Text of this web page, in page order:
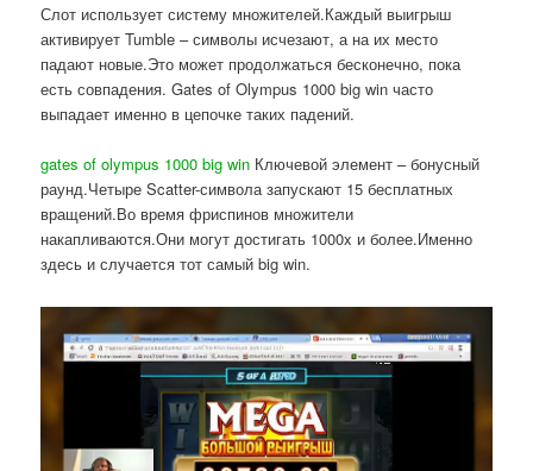
Слот использует систему множителей.Каждый выигрыш
активирует Tumble – символы исчезают, а на их место
падают новые.Это может продолжаться бесконечно, пока
есть совпадения. Gates of Olympus 1000 big win часто
выпадает именно в цепочке таких падений.
gates of olympus 1000 big win Ключевой элемент – бонусный
раунд.Четыре Scatter-символа запускают 15 бесплатных
вращений.Во время фриспинов множители
накапливаются.Они могут достигать 1000x и более.Именно
здесь и случается тот самый big win.